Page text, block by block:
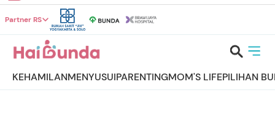
Partner RS
KEHAMILANMENYUSUIPARENTINGMOM'S LIFEPILIHAN